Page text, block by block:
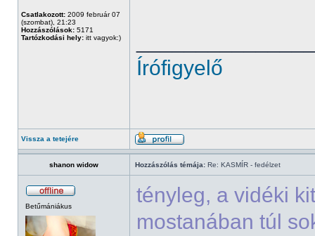
Csatlakozott: 2009 február 07
(szombat), 21:23
Hozzászólások: 5171
Tartózkodási hely: itt vagyok:)
Írófigyelő
Vissza a tetejére
shanon widow Hozzászólás témája: Re: KASMÍR - fedélzet
Betűmániákus
tényleg, a vidéki
mostanában túl